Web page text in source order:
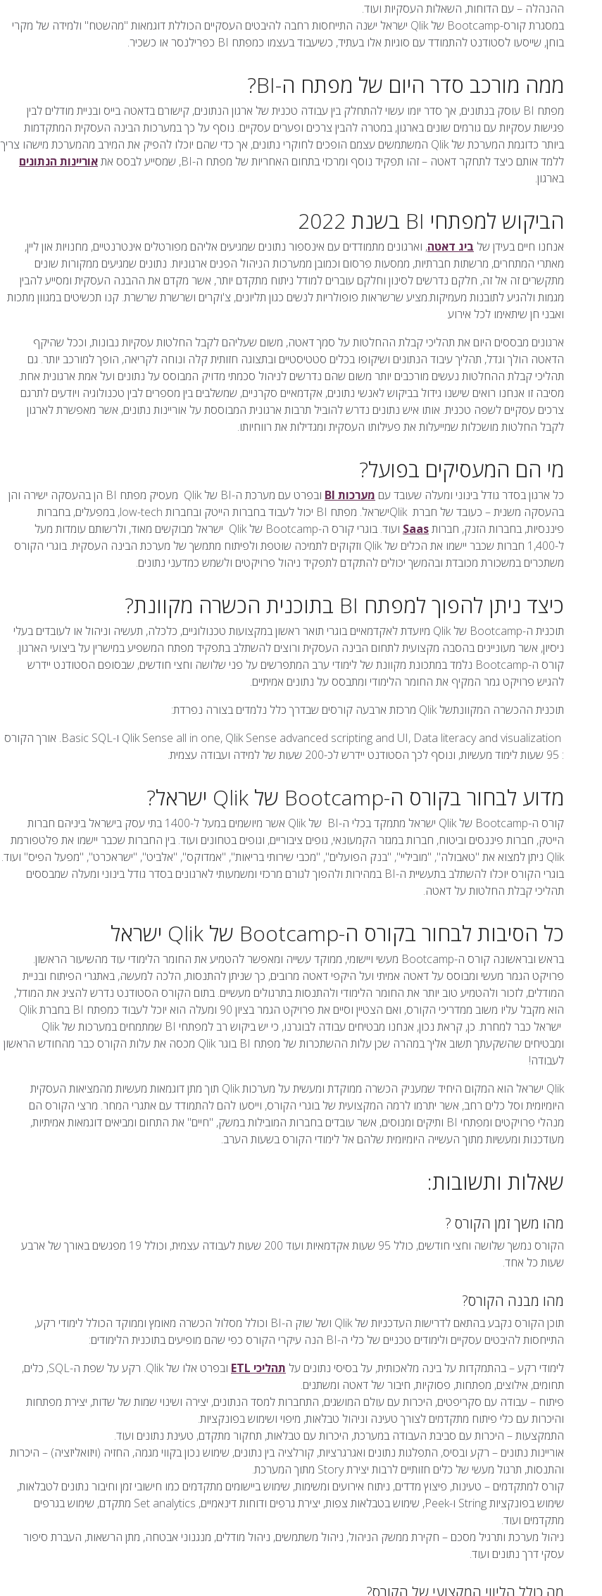
ההנהלה – עם הדוחות, השאלות העסקיות ועוד.
במסגרת קורס-Bootcamp של Qlik ישראל ישנה התייחסות רחבה להיבטים העסקיים הכוללת דוגמאות "מהשטח" ולמידה של מקרי
בוחן, שייסעו לסטודנט להתמודד עם סוגיות אלו בעתיד, כשיעבוד בעצמו כמפתח BI כפרילנסר או כשכיר.
ממה מורכב סדר היום של מפתח ה-BI?
מפתח BI עוסק בנתונים, אך סדר יומו עשוי להתחלק בין עבודה טכנית של ארגון הנתונים, קישורם בדאטה בייס ובניית מודלים לבין
פגישות עסקיות עם גורמים שונים בארגון, במטרה להבין צרכים ופערים עסקיים. נוסף על כך במערכות הבינה העסקית המתקדמות
ביותר כדוגמת המערכת של Qlik המשתמשים עצמם הופכים לחוקרי נתונים, אך כדי שהם יוכלו להפיק את המירב מהמערכת מישהו צריך
ללמד אותם כיצד לתחקר דאטה – זהו תפקיד נוסף ומרכזי בתחום האחריות של מפתח ה-BI, שמסייע לבסס את
אוריינות הנתונים
בארגון.
הביקוש למפתחי BI בשנת 2022
אנחנו חיים בעידן של ביג דאטה, וארגונים מתמודדים עם אינספור נתונים שמגיעים אליהם מפורטלים אינטרנטיים, מחנויות און ליין,
מאתרי המתחרים, מרשתות חברתיות, ממסעות פרסום וכמובן ממערכות הניהול הפנים ארגוניות. נתונים שמגיעים ממקורות שונים
מתקשרים זה אל זה, חלקם נדרשים לסינון וחלקם עוברים למודל ניתוח מתקדם יותר, אשר מקדם את ההבנה העסקית ומסייע להבין
מגמות ולהגיע לתובנות מעמיקות.מציע שרשראות פופולריות לנשים כגון תליונים, צ'וקרים ושרשרת שרשרת. קנו תכשיטים במגוון מתכות
ואבני חן שיתאימו לכל אירוע
ארגונים מבססים היום את תהליכי קבלת ההחלטות על סמך דאטה, משום שעליהם לקבל החלטות עסקיות נבונות, וככל שהיקף
הדאטה הולך וגדל, תהליך עיבוד הנתונים ושיקופו בכלים סטטיסטיים ובתצוגה חזותית קלה ונוחה לקריאה, הופך למורכב יותר. גם
תהליכי קבלת ההחלטות נעשים מורכבים יותר משום שהם נדרשים לניהול סכמתי מדויק המבוסס על נתונים ועל אמת ארגונית אחת.
מסיבה זו אנחנו רואים שישנו גידול בביקוש לאנשי נתונים, אקדמאיים סקרניים, שמשלבים בין מספרים לבין טכנולוגיה ויודעים לתרגם
צרכים עסקיים לשפה טכנית. אותו איש נתונים נדרש להוביל תרבות ארגונית המבוססת על אוריינות נתונים, אשר מאפשרת לארגון
לקבל החלטות מושכלות שמייעלות את פעילותו העסקית ומגדילות את רווחיותו.
מי הם המעסיקים בפועל?
כל ארגון בסדר גודל בינוני ומעלה שעובד עם מערכות BI
ובפרט עם מערכת ה-BI של Qlik מעסיק מפתח BI הן בהעסקה ישירה והן
בהעסקה משנית – כעובד של חברת Qlikישראל. מפתח BI יכול לעבוד בחברות הייטק ובחברות low-tech, במפעלים, בחברות
פיננסיות, בחברות הזנק, חברותSaas
ועוד. בוגרי קורס ה-Bootcamp של Qlik ישראל מבוקשים מאוד, ולרשותם עומדות מעל
ל-1,400 חברות שכבר יישמו את הכלים של Qlik וזקוקים לתמיכה שוטפת ולפיתוח מתמשך של מערכת הבינה העסקית. בוגרי הקורס
משתכרים במשכורת מכובדת ובהמשך יכולים להתקדם לתפקיד ניהול פרויקטים ולשמש כמדעני נתונים.
כיצד ניתן להפוך למפתח BI בתוכנית הכשרה מקוונת?
תוכנית ה-Bootcamp של Qlik מיועדת לאקדמאיים בוגרי תואר ראשון במקצועות טכנולוגיים, כלכלה, תעשיה וניהול או לעובדים בעלי
ניסיון, אשר מעוניינים בהסבה מקצועית לתחום הבינה העסקית ורוצים להשתלב בתפקיד מפתח המשפיע במישרין על ביצועי הארגון.
קורס ה-Bootcamp נלמד במתכונת מקוונת של לימודי ערב המתפרשים על פני שלושה וחצי חודשים, שבסופם הסטודנט יידרש
להגיש פרויקט גמר המקיף את החומר הלימודי ומתבסס על נתונים אמיתיים.
תוכנית ההכשרה המקוונתשל Qlik מרכזת ארבעה קורסים שבדרך כלל נלמדים בצורה נפרדת:
Qlik Sense all in one, Qlik Sense advanced scripting and UI, Data literacy and visualization ו-Basic SQL. אורך הקורס
: 95 שעות לימוד מעשיות, ונוסף לכך הסטודנט יידרש לכ-200 שעות של למידה ועבודה עצמית.
מדוע לבחור בקורס ה-Bootcamp של Qlik ישראל?
קורס ה-Bootcamp של Qlik ישראל מתמקד בכלי ה-BI של Qlik אשר מיושמים במעל ל-1400 בתי עסק בישראל ביניהם חברות
הייטק, חברות פיננסים וביטוח, חברות במגזר הקמעונאי, גופים ציבוריים, וגופים בטחונים ועוד. בין החברות שכבר יישמו את פלטפורמת
Qlik ניתן למצוא את "טאבולה", "מוביליי", "בנק הפועלים", "מכבי שירותי בריאות", "אמדוקס", "אלביט", "ישראכרט", "מפעל הפיס" ועוד.
בוגרי הקורס יוכלו להשתלב בתעשיית ה-BI במהירות ולהפוך לגורם מרכזי ומשמעותי לארגונים בסדר גודל בינוני ומעלה שמבססים
תהליכי קבלת החלטות על דאטה.
כל הסיבות לבחור בקורס ה-Bootcamp של Qlik ישראל
בראש ובראשונה קורס ה-Bootcamp מעשי ויישומי, ממוקד עשייה ומאפשר להטמיע את החומר הלימודי עוד מהשיעור הראשון.
פרויקט הגמר מעשי ומבוסס על דאטה אמיתי ועל היקפי דאטה מרובים, כך שניתן להתנסות, הלכה למעשה, באתגרי הפיתוח ובניית
המודלים, לזכור ולהטמיע טוב יותר את החומר הלימודי ולהתנסות בתרגולים מעשיים. בתום הקורס הסטודנט נדרש להציג את המודל,
הוא מקבל עליו משוב ממדריכי הקורס, ואם הצטיין וסיים את פרויקט הגמר בציון 90 ומעלה הוא יוכל לעבוד כמפתח BI בחברת Qlik
ישראל כבר למחרת. כן, קראת נכון, אנחנו מבטיחים עבודה לבוגרנו, כי יש ביקוש רב למפתחי BI שמתמחים במערכות של Qlik
ומבטיחים שהשקעתך תשוב אליך במהרה שכן עלות ההשתכרות של מפתח BI בוגר Qlik מכסה את עלות הקורס כבר מהחודש הראשון
לעבודה!
Qlik ישראל הוא המקום היחיד שמעניק הכשרה ממוקדת ומעשית על מערכות Qlik תוך מתן דוגמאות מעשיות מהמציאות העסקית
היומיומית וסל כלים רחב, אשר יתרמו לרמה המקצועית של בוגרי הקורס, וייסעו להם להתמודד עם אתגרי המחר. מרצי הקורס הם
מנהלי פרויקטים ומפתחי BI ותיקים ומנוסים, אשר עובדים בחברות המובילות במשק, "חיים" את התחום ומביאים דוגמאות אמיתיות,
מעודכנות ומעשיות מתוך העשייה היומיומית שלהם אל לימודי הקורס בשעות הערב.
שאלות ותשובות:
מהו משך זמן הקורס ?
הקורס נמשך שלושה וחצי חודשים, כולל 95 שעות אקדמאיות ועוד 200 שעות לעבודה עצמית, וכולל 19 מפגשים באורך של ארבע
שעות כל אחד.
מהו מבנה הקורס?
תוכן הקורס נקבע בהתאם לדרישות העדכניות של Qlik ושל שוק ה-BI וכולל מסלול הכשרה מאומץ וממוקד הכולל לימודי רקע,
התייחסות להיבטים עסקיים ולימודים טכניים של כלי ה-BI הנה עיקרי הקורס כפי שהם מופיעים בתוכנית הלימודים:
לימודי רקע – בהתמקדות על בינה מלאכותית, על בסיסי נתונים על תהליכי ETL
ובפרט אלו של Qlik. רקע על שפת ה-SQL, כלים,
תחומים, אילוצים, מפתחות, פסוקיות, חיבור של דאטה ומשתנים.
פיתוח – עבודה עם סקריפטים, היכרות עם עולם המושגים, התחברות למסד הנתונים, יצירה ושינוי שמות של שדות, יצירת מפתחות
והיכרות עם כלי פיתוח מתקדמים לצורך טעינה וניהול טבלאות, מיפוי ושימוש בפונקציות.
התמקצעות – היכרות עם סביבת העבודה במערכת, היכרות עם טבלאות, תחקור מתקדם, טעינת נתונים ועוד.
אוריינות נתונים – רקע ובסיס, התפלגות נתונים ואגרגרציות, קורלציה בין נתונים, שימוש נכון בקווי מגמה, החזיה (ויזואליזציה) – היכרות
והתנסות, תרגול מעשי של כלים חזותיים לרבות יצירת Story מתוך המערכת.
קורס למתקדמים – טעינות, פיצוץ מדדים, ניתוח אירועים ומשימות, שימוש ביישומים מתקדמים כמו חישובי זמן וחיבור נתונים לטבלאות,
שימוש בפונקציות String ו-Peek, שימוש בטבלאות צפות, יצירת גרפים ודוחות דינאמיים, Set analytics מתקדם, שימוש בגרפים
מתקדמים ועוד.
ניהול מערכת ותרגיל מסכם – חקירת ממשק הניהול, ניהול משתמשים, ניהול מודלים, מנגנוני אבטחה, מתן הרשאות, העברת סיפור
עסקי דרך נתונים ועוד.
מה כולל הליווי המקצועי של הקורס?